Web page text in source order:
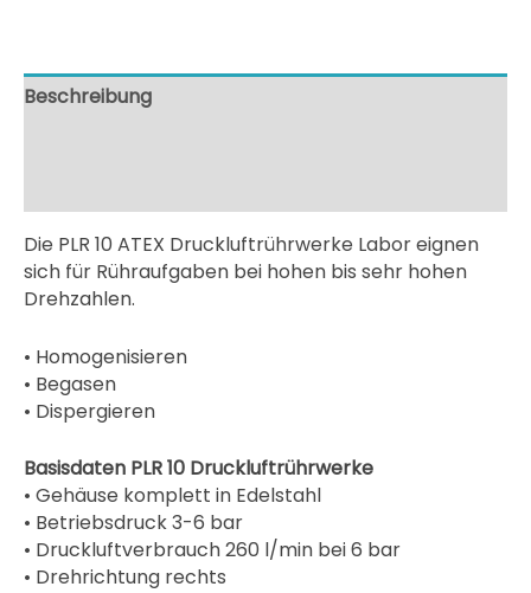
hohe
Beschreibung
Die PLR 10 ATEX Druckluftrührwerke Labor eignen
sich für Rühraufgaben bei hohen bis sehr hohen
Drehzahlen.
• Homogenisieren
• Begasen
• Dispergieren
Basisdaten PLR 10 Druckluftrührwerke
• Gehäuse komplett in Edelstahl
• Betriebsdruck 3-6 bar
• Druckluftverbrauch 260 l/min bei 6 bar
• Drehrichtung rechts